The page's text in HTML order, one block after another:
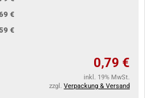
€
€
0,79 €
inkl. 19% MwSt.
zzgl. Verpackung & Versand